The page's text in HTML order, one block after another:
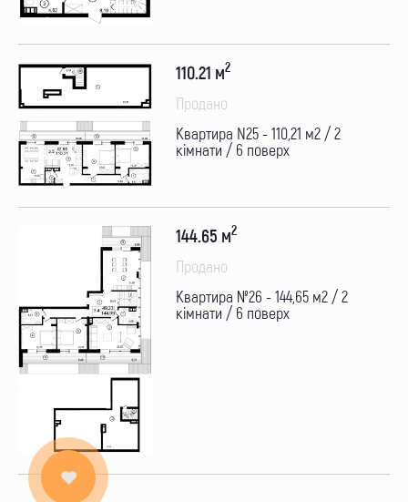
110.21 м2
Продано
Квартира N25 - 110,21 м2 / 2
кімнати / 6 поверх
144.65 м2
Продано
Квартира №26 - 144,65 м2 / 2
кімнати / 6 поверх